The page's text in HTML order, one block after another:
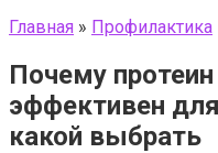
Главная » Профилактика
Почему
эффективен
какой выбрать